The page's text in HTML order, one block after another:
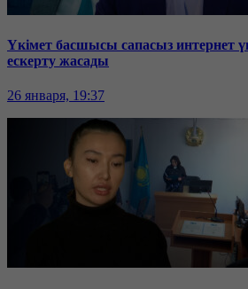
Үкімет басшысы сапасыз интернет
ескерту жасады
26 января, 19:37